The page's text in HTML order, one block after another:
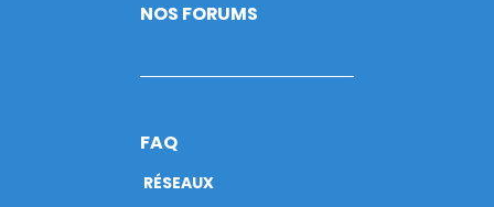
NOS FORUMS
FAQ
RÉSEAUX